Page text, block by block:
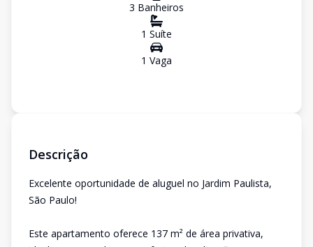
3 Banheiros
1 Suíte
1 Vaga
Descrição
Excelente oportunidade de aluguel no Jardim Paulista,
São Paulo!
Este apartamento oferece 137 m² de área privativa,